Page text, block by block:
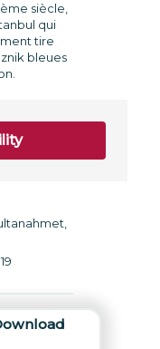
siècle,
qui
tire
bleues